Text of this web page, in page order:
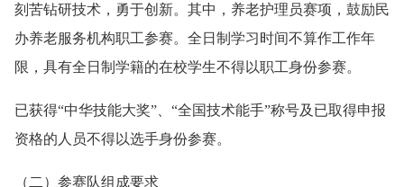
刻苦钻研技术，勇于创新。其中，养老护理员赛项，鼓励民
办养老服务机构职工参赛。全日制学习时间不算作工作年
限，具有全日制学籍的在校学生不得以职工身份参赛。
已获得“中华技能大奖”、“全国技术能手”称号及已取得申报
资格的人员不得以选手身份参赛。
（二）参赛队组成要求